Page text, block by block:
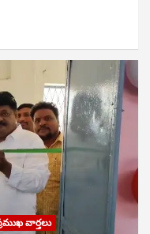
వార్తలు